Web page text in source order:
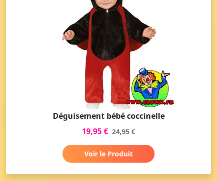
Déguisement bébé coccinelle
19,95 € 24,95 €
Voir le Produit